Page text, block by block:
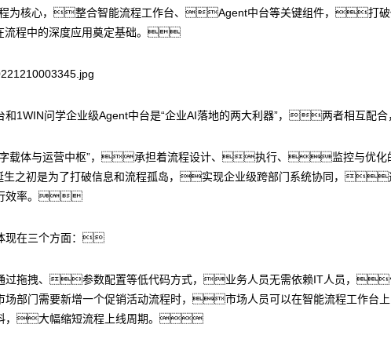
核心，整合智能流程工作台、Agent中台等关键组件，打破
程中的深度应用奠定基础。
1WIN问学企业级Agent中台是“企业AI落地的两大利器”，两者相互
字载体与运营中枢”，承担着流程设计、执行、监控与优化
之初是为了打破信息和流程孤岛，实现企业级跨部门系统协同，
效率。
现在三个方面：
拖拽、参数配置等低代码方式，业务人员无需依赖IT人员，
门需要新增一个促销活动流程时，市场人员可以在智能流程工作
料，大幅缩短流程上线周期。